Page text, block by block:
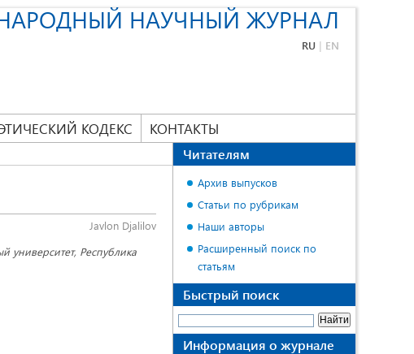
НАУЧНЫЙ ЖУРНАЛ
RU | EN
КОДЕКС КОНТАКТЫ
Javlon Djalilov
университет, Республика
Читателям
Архив выпусков
Статьи по рубрикам
Наши авторы
Расширенный поиск по
статьям
Быстрый поиск
Информация о журнале